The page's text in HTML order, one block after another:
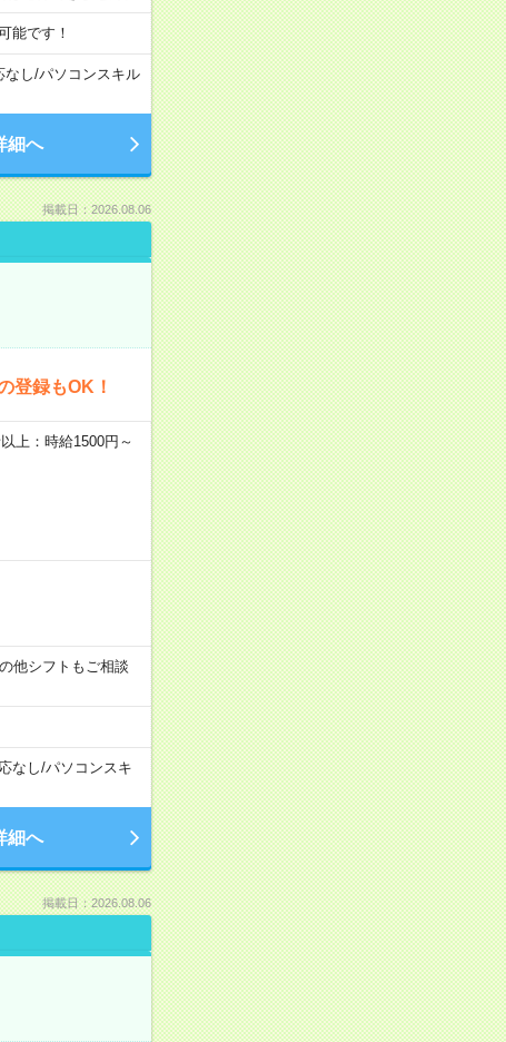
能です！
なし/パソコンスキル
細へ
掲載日：2026.08.06
登録もOK！
上：時給1500円～
他シフトもご相談
なし/パソコンスキ
細へ
掲載日：2026.08.06